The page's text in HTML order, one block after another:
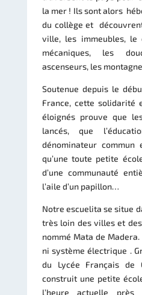
la mer ! Ils sont alors
du collège et
ville, les immeubles, le
mécaniques, les
ascenseurs, les
Soutenue depuis le
France, cette solidarité
éloignés prouve que
lancés, que
dénominateur
qu’une toute petite
d’une communauté
l’aile d’un papillon…
Notre escuelita se situe
très loin des villes et
nommé Mata de
ni système électrique .
du Lycée Français de
construit une petite
l’heure actuelle